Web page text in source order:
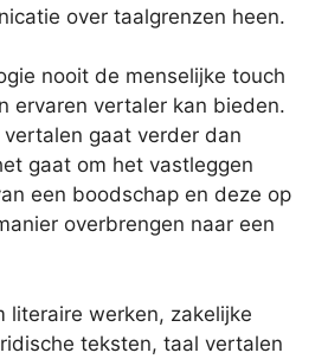
over taalgrenzen heen.
nooit de menselijke touch
ervaren vertaler kan bieden.
gaat verder dan
gaat om het vastleggen
een boodschap en deze op
overbrengen naar een
literaire werken, zakelijke
teksten, taal vertalen